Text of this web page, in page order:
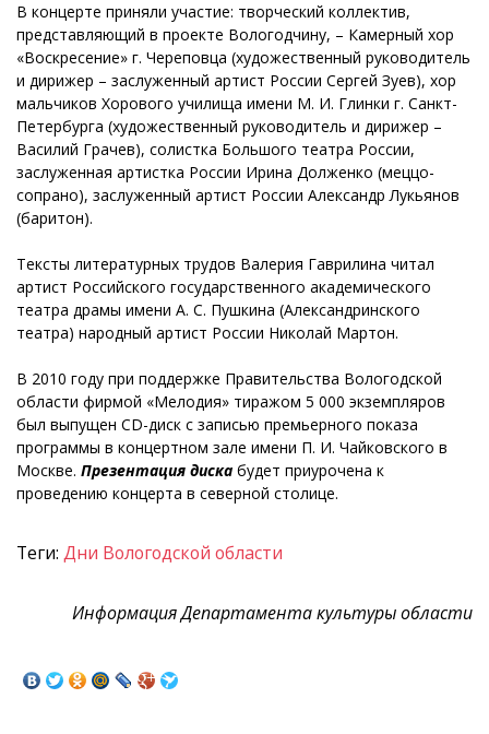
В концерте приняли участие: творческий коллектив,
представляющий в проекте Вологодчину, – Камерный хор
«Воскресение» г. Череповца (художественный руководитель
и дирижер – заслуженный артист России Сергей Зуев), хор
мальчиков Хорового училища имени М. И. Глинки г. Санкт-
Петербурга (художественный руководитель и дирижер –
Василий Грачев), солистка Большого театра России,
заслуженная артистка России Ирина Долженко (меццо-
сопрано), заслуженный артист России Александр Лукьянов
(баритон).
Тексты литературных трудов Валерия Гаврилина читал
артист Российского государственного академического
театра драмы имени А. С. Пушкина (Александринского
театра) народный артист России Николай Мартон.
В 2010 году при поддержке Правительства Вологодской
области фирмой «Мелодия» тиражом 5 000 экземпляров
был выпущен CD-диск с записью премьерного показа
программы в концертном зале имени П. И. Чайковского в
Москве. Презентация диска будет приурочена к
проведению концерта в северной столице.
Теги: Дни Вологодской области
Информация Департамента культуры области